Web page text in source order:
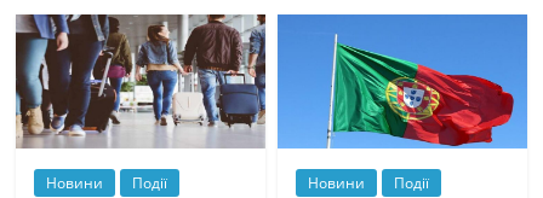
Новини Події Новини Події